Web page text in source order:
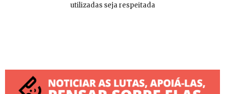
utilizadas seja respeitada